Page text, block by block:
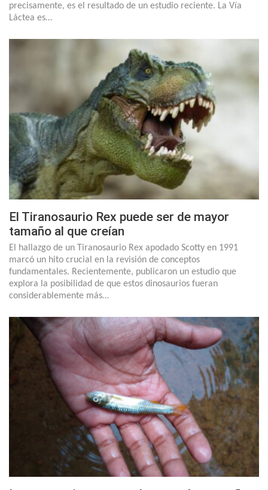
precisamente, es el resultado de un estudio reciente. La Vía
Láctea es…
El Tiranosaurio Rex puede ser de mayor
tamaño al que creían
El hallazgo de un Tiranosaurio Rex apodado Scotty en 1991
marcó un hito crucial en la revisión de conceptos
fundamentales. Recientemente, publicaron un estudio que
explora la posibilidad de que estos dinosaurios fueran
considerablemente más…